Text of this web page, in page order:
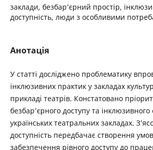
заклади, безбар’єрний простір,
доступність, люди з особливими
Анотація
У статті досліджено проблематику
інклюзивних практик у закладах
прикладі театрів. Констатовано
безбар’єрного доступу та
українських театральних закладах.
доступність передбачає створення
забезпечення рівного доступу до